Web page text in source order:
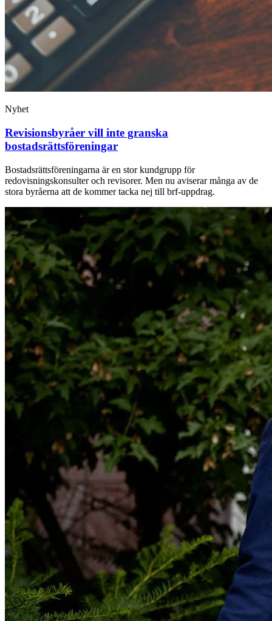
Nyhet
Revisionsbyråer vill inte granska
bostadsrättsföreningar
Bostadsrättsföreningarna är en stor kundgrupp för
redovisningskonsulter och revisorer. Men nu aviserar många av de
stora byråerna att de kommer tacka nej till brf-uppdrag.